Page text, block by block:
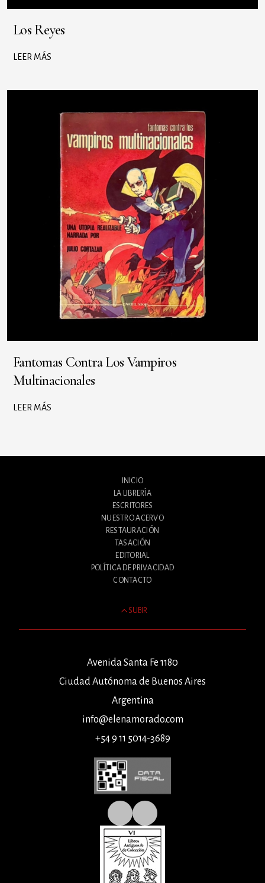
Los Reyes
LEER MÁS
Fantomas Contra Los Vampiros
Multinacionales
LEER MÁS
INICIO
LA LIBRERÍA
ESCRITORES
NUESTRO ACERVO
RESTAURACIÓN
TASACIÓN
EDITORIAL
POLÍTICA DE PRIVACIDAD
CONTACTO
SUBIR
Avenida Santa Fe 1180
Ciudad Autónoma de Buenos Aires
Argentina
info@elenamorado.com
+54 9 11 5014-3689